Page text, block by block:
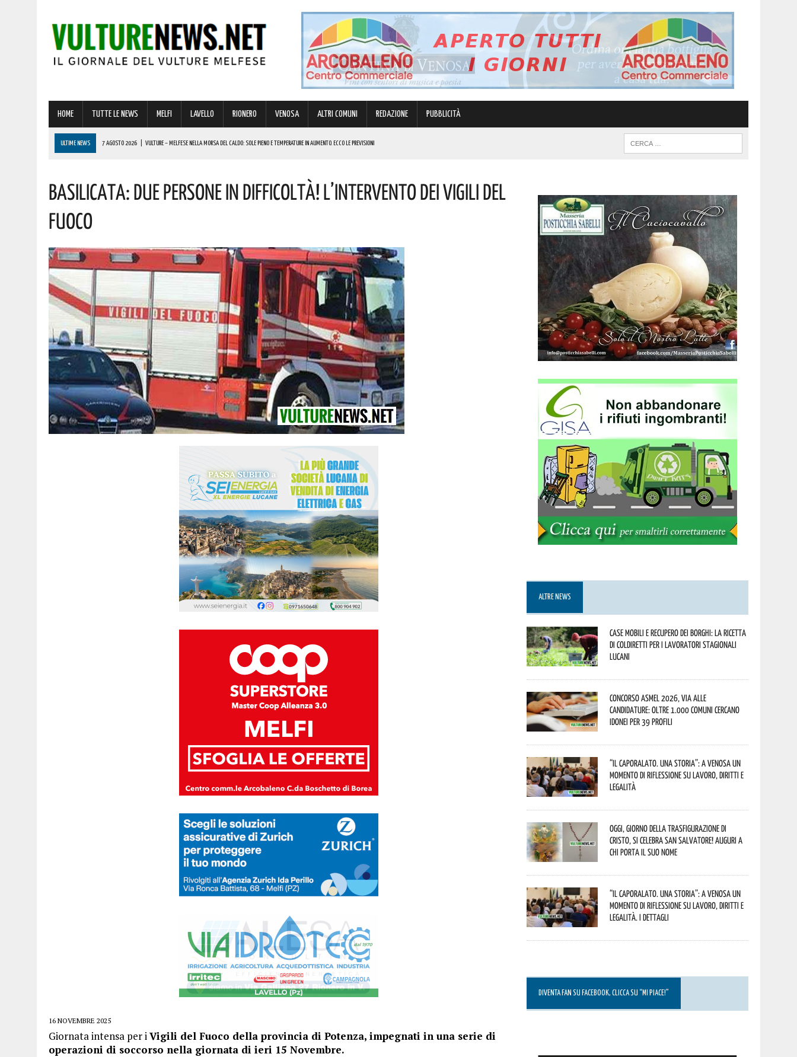
HOME TUTTE LE NEWS MELFI LAVELLO RIONERO VENOSA ALTRI COMUNI REDAZIONE PUBBLICITÀ
ULTIME NEWS 7 AGOSTO 2026 VULTURE – MELFESE NELLA MORSA DEL CALDO: SOLE PIENO E TEMPERATURE IN AUMENTO. ECCO LE PREVISIONI
6 AGOSTO 2026 | BARILE ENTRA NEL VIVO DELL’ESTATE: ECCO IL RICCO PROGRAMMA DI EVENTI PER GRANDI E PICCINI
7 AGOSTO 2026
Basilicata: Due Persone In Difficoltà! L’intervento Dei Vigili Del
Fuoco
16 NOVEMBRE 2025
Giornata intensa per iVigili del Fuoco della provincia di Potenza, impegnati in una serie di
operazioni di soccorso nella giornata di ieri 15 Novembre.
ALTRE NEWS
Case mobili e recupero dei borghi: la ricetta
di Coldiretti per i lavoratori stagionali
lucani
Concorso Asmel 2026, via alle
candidature: oltre 1.000 Comuni cercano
idonei per 39 profili
“Il caporalato. Una storia”: a Venosa un
momento di riflessione su lavoro, diritti e
legalità
Oggi, giorno della Trasfigurazione di
Cristo, si celebra San Salvatore! Auguri a
chi porta il suo nome
“Il caporalato. Una storia”: a Venosa un
momento di riflessione su lavoro, diritti e
legalità. I dettagli
DIVENTA FAN SU FACEBOOK, CLICCA SU “MI PIACE!”